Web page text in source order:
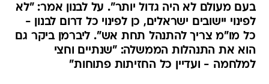
בעם מעולם לא היה גדול יותר". על לבנון אמר: "לא
לפינוי יישובים ישראלים, כן לפינוי כל דרום לבנון -
כל מו"מ צריך להתנהל תחת אש". ליברמן ביקר גם
הוא את התנהלות הממשלה: "שנתיים וחצי
למלחמה - ועדיין כל החזיתות פתוחות"